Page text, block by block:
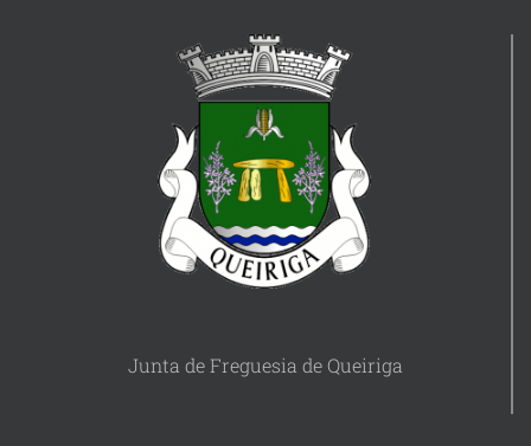
Junta de Freguesia de Queiriga